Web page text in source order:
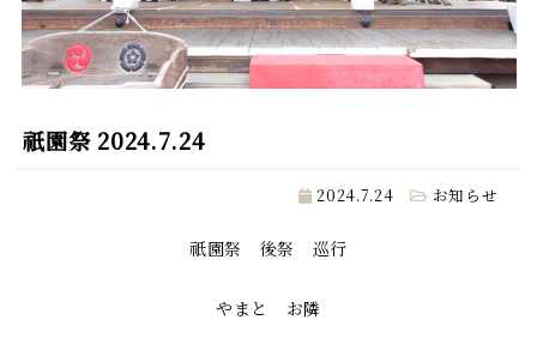
祇園祭 2024.7.24
2024.7.24 お知らせ
祇園祭 後祭 巡行
やまと お隣